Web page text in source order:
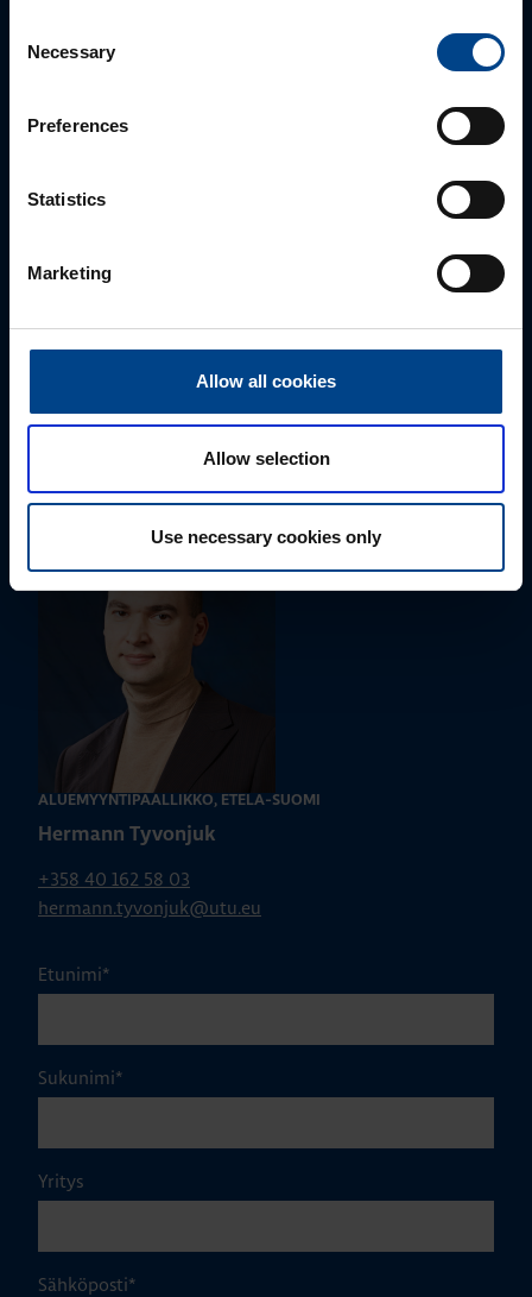
Selection
Necessary
Preferences
Statistics
Marketing
Allow all cookies
Allow selection
Use necessary cookies only
+358 40 687 7998
Risto Romppainen
risto.romppainen@utu.eu
ALUEMYYNTIPÄÄLLIKKÖ, ETELÄ-SUOMI
Hermann Tyvonjuk
+358 40 162 58 03
hermann.tyvonjuk@utu.eu
Etunimi*
Sukunimi*
Yritys
Sähköposti*